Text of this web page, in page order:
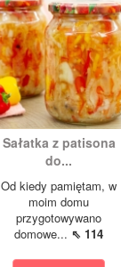
Sałatka z patisona
do...
Od kiedy pamiętam, w
moim domu
przygotowywano
domowe... ⇖ 114